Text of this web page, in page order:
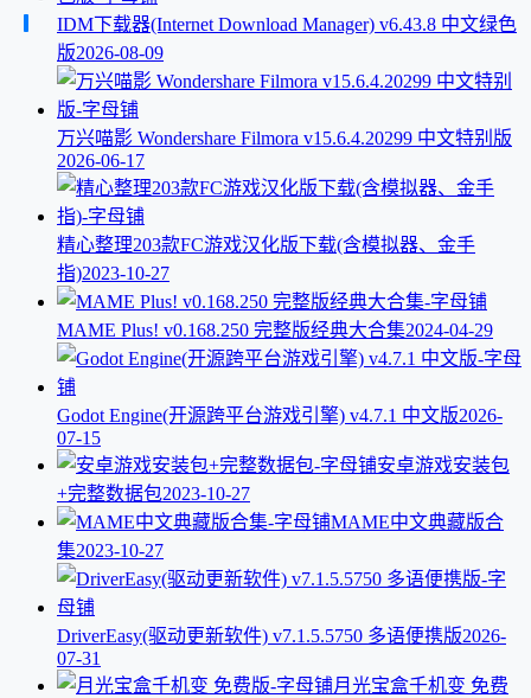
IDM下载器(Internet Download Manager) v6.43.8 中文绿色
版2026-08-09
万兴喵影 Wondershare Filmora v15.6.4.20299 中文特别版
2026-06-17
精心整理203款FC游戏汉化版下载(含模拟器、金手
指)2023-10-27
MAME Plus! v0.168.250 完整版经典大合集2024-04-29
Godot Engine(开源跨平台游戏引擎) v4.7.1 中文版2026-
07-15
安卓游戏安装包
+完整数据包2023-10-27
MAME中文典藏版合
集2023-10-27
DriverEasy(驱动更新软件) v7.1.5.5750 多语便携版2026-
07-31
月光宝盒千机变 免费